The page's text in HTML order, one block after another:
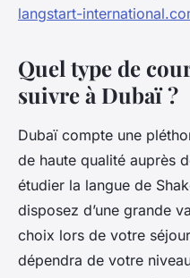
langstart-
Quel type de
suivre à Dubaï ?
Dubaï compte une
de haute qualité auprès
étudier la langue de
disposez d’une grande
choix lors de votre
dépendra de votre